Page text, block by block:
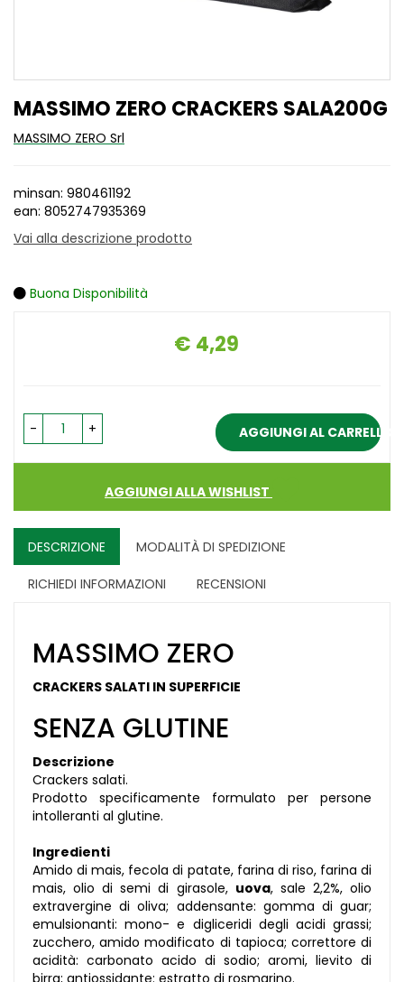
MASSIMO ZERO CRACKERS SALA200G
MASSIMO ZERO Srl
minsan: 980461192
ean: 8052747935369
Vai alla descrizione prodotto
Buona Disponibilità
Prezzo
€ 4,29
- + AGGIUNGI AL CARRELLO
AGGIUNGI ALLA WISHLIST
DESCRIZIONE MODALITÀ DI SPEDIZIONE
RICHIEDI INFORMAZIONI RECENSIONI
MASSIMO ZERO
CRACKERS SALATI IN SUPERFICIE
SENZA GLUTINE
Descrizione
Crackers salati.
Prodotto specificamente formulato per persone
intolleranti al glutine.
Ingredienti
Amido di mais, fecola di patate, farina di riso, farina di
mais, olio di semi di girasole, uova, sale 2,2%, olio
extravergine di oliva; addensante: gomma di guar;
emulsionanti: mono- e digliceridi degli acidi grassi;
zucchero, amido modificato di tapioca; correttore di
acidità: carbonato acido di sodio; aromi, lievito di